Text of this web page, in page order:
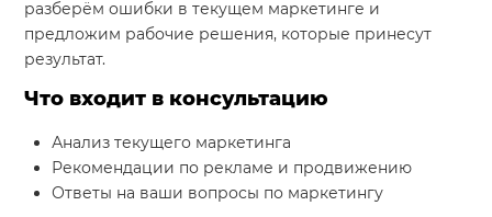
разберём ошибки в текущем маркетинге и
предложим рабочие решения, которые принесут
результат.
Что входит в консультацию
Анализ текущего маркетинга
Рекомендации по рекламе и продвижению
Ответы на ваши вопросы по маркетингу